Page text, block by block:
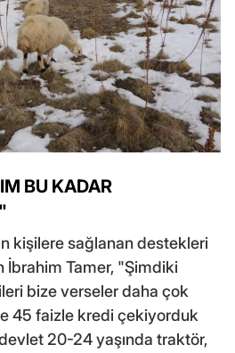
BU KADAR
kişilere sağlanan destekleri
İbrahim Tamer, "Şimdiki
bize verseler daha çok
45 faizle kredi çekiyorduk
20-24 yaşında traktör,